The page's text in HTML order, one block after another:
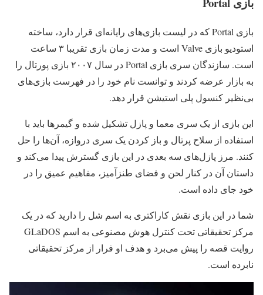
بازی Portal که در لیست بازی‌های رایانه‌ای قرار دارد، ساخته
استودیو بازی Valve است و مدت زمان بازی تقریبا ۳ ساعت
است. سازندگان سری بازی Portal در سال ۲۰۰۷ بازی پورتال را
به بازار عرضه کردند و توانست نام خود را در فهرست بازی‌های
بی‌نظیر کنسول پلی استیشن قرار دهد.
این بازی از یک سری معما و پازل تشکیل شده و گیمرها باید با
استفاده از سلاح پرتال و باز کردن یک سری دروازه، آن‌ها را حل
کنند. مرز پازل‌های سه بعدی در این بازی گسترش پیدا می‌کند و
داستان آن در کنار لحن و فضای طنزآمیز، مفاهیم عمیق را در
خود جای داده است.
شما در این بازی نقش کاراکتری به اسم شل را دارید که در یک
مرکز تحقیقاتی تحت کنترل هوش مصنوعی به اسم GLaDOS
روایت قصه را پیش می‌برد و هدف او فرار از مرکز تحقیقاتی
نابرده است.